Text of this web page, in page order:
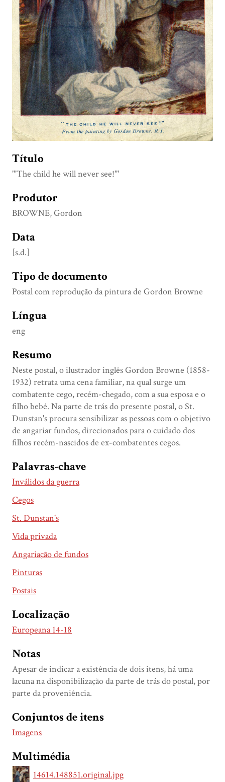
Título
"'The child he will never see!'"
Produtor
BROWNE, Gordon
Data
[s.d.]
Tipo de documento
Postal com reprodução da pintura de Gordon Browne
Língua
eng
Resumo
Neste postal, o ilustrador inglês Gordon Browne (1858-
1932) retrata uma cena familiar, na qual surge um
combatente cego, recém-chegado, com a sua esposa e o
filho bebé. Na parte de trás do presente postal, o St.
Dunstan's procura sensibilizar as pessoas com o objetivo
de angariar fundos, direcionados para o cuidado dos
filhos recém-nascidos de ex-combatentes cegos.
Palavras-chave
Inválidos da guerra
Cegos
St. Dunstan's
Vida privada
Angariação de fundos
Pinturas
Postais
Localização
Europeana 14-18
Notas
Apesar de indicar a existência de dois itens, há uma
lacuna na disponibilização da parte de trás do postal, por
parte da proveniência.
Conjuntos de itens
Imagens
Multimédia
14614.148851.original.jpg